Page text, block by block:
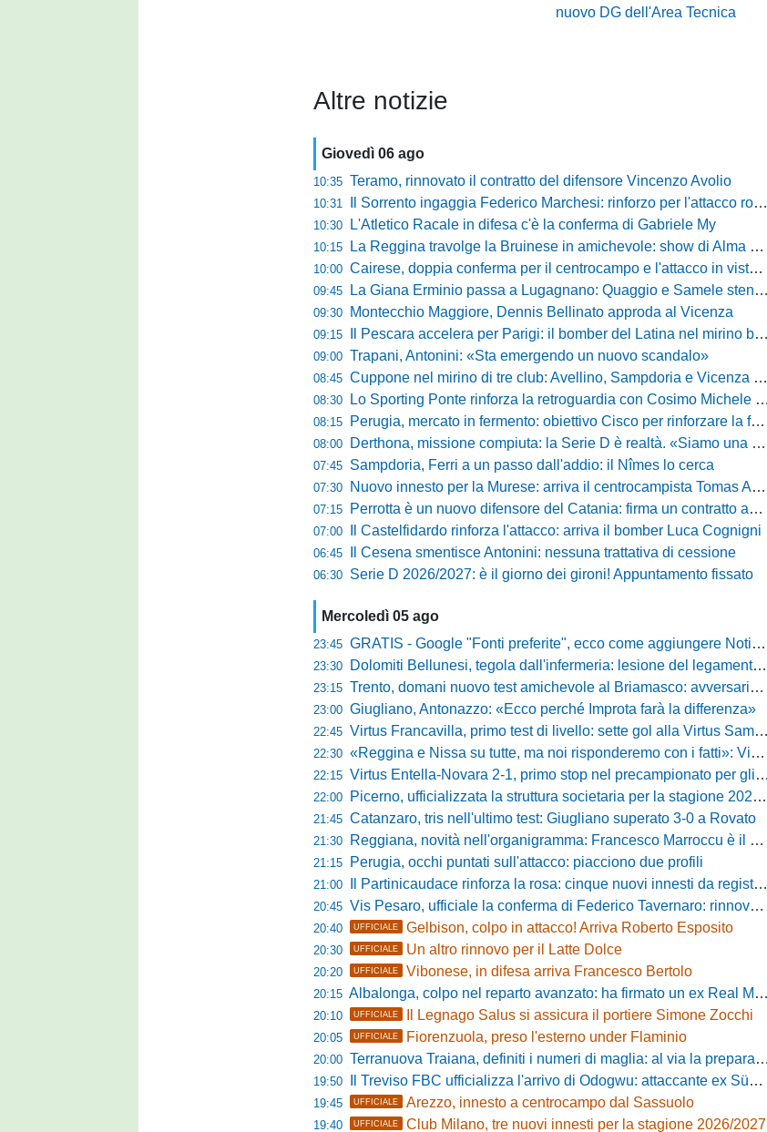
nuovo DG dell'Area Tecnica
Altre notizie
Giovedì 06 ago
10:35 Teramo, rinnovato il contratto del difensore Vincenzo Avolio
10:31 Il Sorrento ingaggia Federico Marchesi: rinforzo per l'attacco rossonero
10:30 L'Atletico Racale in difesa c'è la conferma di Gabriele My
10:15 La Reggina travolge la Bruinese in amichevole: show di Alma con una cinquina
10:00 Cairese, doppia conferma per il centrocampo e l'attacco in vista della prossima Eccellenza
09:45 La Giana Erminio passa a Lugagnano: Quaggio e Samele stendono il Piacenza nel test estivo
09:30 Montecchio Maggiore, Dennis Bellinato approda al Vicenza
09:15 Il Pescara accelera per Parigi: il bomber del Latina nel mirino biancazzurro
09:00 Trapani, Antonini: «Sta emergendo un nuovo scandalo»
08:45 Cuppone nel mirino di tre club: Avellino, Sampdoria e Vicenza sull'attaccante dell'Entella
08:30 Lo Sporting Ponte rinforza la retroguardia con Cosimo Michele Rotondi
08:15 Perugia, mercato in fermento: obiettivo Cisco per rinforzare la fascia
08:00 Derthona, missione compiuta: la Serie D è realtà. «Siamo una società seria»
07:45 Sampdoria, Ferri a un passo dall'addio: il Nîmes lo cerca
07:30 Nuovo innesto per la Murese: arriva il centrocampista Tomas Acosta
07:15 Perrotta è un nuovo difensore del Catania: firma un contratto annuale
07:00 Il Castelfidardo rinforza l'attacco: arriva il bomber Luca Cognigni
06:45 Il Cesena smentisce Antonini: nessuna trattativa di cessione
06:30 Serie D 2026/2027: è il giorno dei gironi! Appuntamento fissato
Mercoledì 05 ago
23:45 GRATIS - Google "Fonti preferite", ecco come aggiungere NotiziarioCalcio alle tue notizie
23:30 Dolomiti Bellunesi, tegola dall'infermeria: lesione del legamento crociato per Nicola Masut
23:15 Trento, domani nuovo test amichevole al Briamasco: avversaria la Roma Under 20
23:00 Giugliano, Antonazzo: «Ecco perché Improta farà la differenza»
22:45 Virtus Francavilla, primo test di livello: sette gol alla Virtus Sammarco e colpo in difesa
22:30 «Reggina e Nissa su tutte, ma noi risponderemo con i fatti»: Vibonese, parla il ds Maglia
22:15 Virtus Entella-Novara 2-1, primo stop nel precampionato per gli azzurri: Forte ribalta Lartey nel finale
22:00 Picerno, ufficializzata la struttura societaria per la stagione 2026-2027
21:45 Catanzaro, tris nell'ultimo test: Giugliano superato 3-0 a Rovato
21:30 Reggiana, novità nell'organigramma: Francesco Marroccu è il nuovo DG dell'Area Tecnica
21:15 Perugia, occhi puntati sull'attacco: piacciono due profili
21:00 Il Partinicaudace rinforza la rosa: cinque nuovi innesti da registrare
20:45 Vis Pesaro, ufficiale la conferma di Federico Tavernaro: rinnovato il prestito dal Venezia
20:40 UFFICIALE Gelbison, colpo in attacco! Arriva Roberto Esposito
20:30 UFFICIALE Un altro rinnovo per il Latte Dolce
20:20 UFFICIALE Vibonese, in difesa arriva Francesco Bertolo
20:15 Albalonga, colpo nel reparto avanzato: ha firmato un ex Real Monterotondo
20:10 UFFICIALE Il Legnago Salus si assicura il portiere Simone Zocchi
20:05 UFFICIALE Fiorenzuola, preso l'esterno under Flaminio
20:00 Terranuova Traiana, definiti i numeri di maglia: al via la preparazione e la sfida con il Grosseto
19:50 Il Treviso FBC ufficializza l'arrivo di Odogwu: attaccante ex Südtirol
19:45 UFFICIALE Arezzo, innesto a centrocampo dal Sassuolo
19:40 UFFICIALE Club Milano, tre nuovi innesti per la stagione 2026/2027